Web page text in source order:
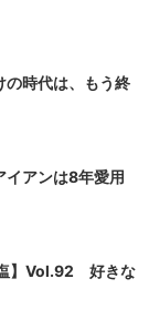
の時代は、もう終
イアンは8年愛用
塩】Vol.92 好きな